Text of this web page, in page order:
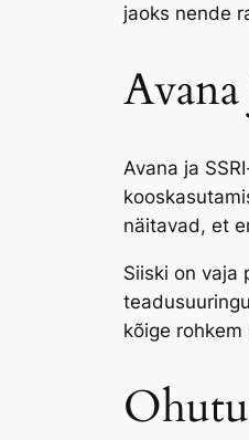
jaoks nende
Avana ja
näitavad, et
Siiski on vaja
kõige